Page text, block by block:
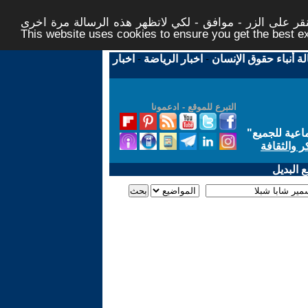
على الزر - موافق - لكي لاتظهر هذه الرسالة مرة اخرى -
This website uses cookies to ensure you get the best
أنباء حقوق الإنسان - اخبار الرياضة - اخبار
التبرع للموقع - ادعمونا
للجميع"
والثقافة
البديل